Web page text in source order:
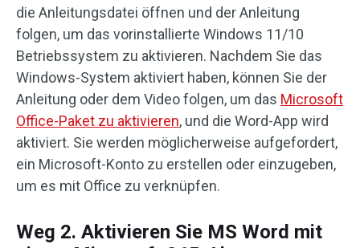
die Anleitungsdatei öffnen und der Anleitung
folgen, um das vorinstallierte Windows 11/10
Betriebssystem zu aktivieren. Nachdem Sie das
Windows-System aktiviert haben, können Sie der
Anleitung oder dem Video folgen, um das Microsoft
Office-Paket zu aktivieren, und die Word-App wird
aktiviert. Sie werden möglicherweise aufgefordert,
ein Microsoft-Konto zu erstellen oder einzugeben,
um es mit Office zu verknüpfen.
Weg 2. Aktivieren Sie MS Word mit